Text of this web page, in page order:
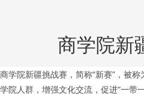
商学院新
商学院新疆挑战赛，简称“新赛”，被
学院人群，增强文化交流，促进“一带